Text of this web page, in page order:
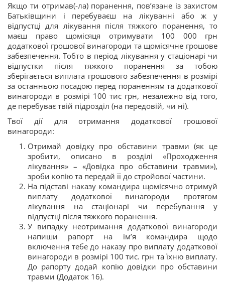
Якщо ти отримав(-ла) поранення, пов’язане із захистом
Батьківщини і перебуваєш на лікуванні або ж у
відпустці для лікування після тяжкого поранення, то
маєш право щомісяця отримувати 100 000 грн
додаткової грошової винагороди та щомісячне грошове
забезпечення. Тобто в період лікування у стаціонарі чи
відпустки після тяжкого поранення за тобою
зберігається виплата грошового забезпечення в розмірі
за останньою посадою перед пораненням та додаткової
винагороди в розмірі 100 тис грн, незалежно від того,
де перебуває твій підрозділ (на передовій, чи ні).
Твої дії для отримання додаткової грошової
винагороди:
Отримай довідку про обставини травми (як це
зробити, описано в розділі «Проходження
лікування» – «Довідка про обставини травми»),
зроби копію та передай її до стройової частини.
На підставі наказу командира щомісячно отримуй
виплату додаткової винагороди протягом
лікування на стаціонарі чи перебування у
відпустці після тяжкого поранення.
У випадку неотримання додаткової винагороди
напиши рапорт на ім’я командира щодо
включення тебе до наказу про виплату додаткової
винагороди в розмірі 100 тис. грн та їхню виплату.
До рапорту додай копію довідки про обставини
травми (Додаток 16).